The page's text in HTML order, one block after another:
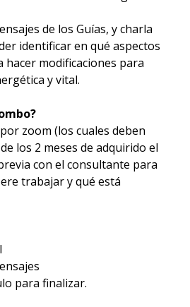
de los Guías, y charla
identificar en qué aspectos
hacer modificaciones para
y vital.
zoom (los cuales deben
los 2 meses de adquirido el
con el consultante para
trabajar y qué está
para finalizar.